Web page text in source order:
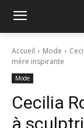
Accueil Mode
mère inspirante
Mode
Cecilia
à